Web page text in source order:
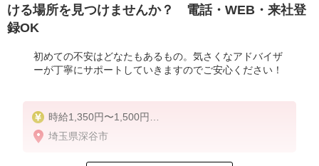
ける場所を見つけませんか？ 電話・WEB・来社登
録OK
初めての不安はどなたもあるもの。気さくなアドバイザ
ーが丁寧にサポートしていきますのでご安心ください！
時給1,350円〜1,500円
★週払いOK（規定あり）
埼玉県深谷市